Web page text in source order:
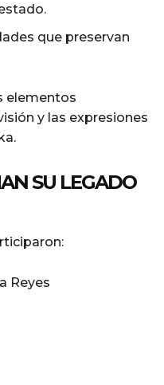
que preservan
elementos
y las expresiones
SU LEGADO
Reyes